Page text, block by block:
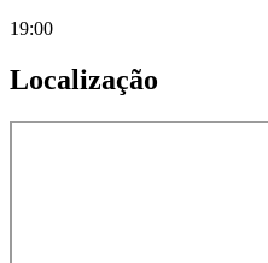
19:00
Localização